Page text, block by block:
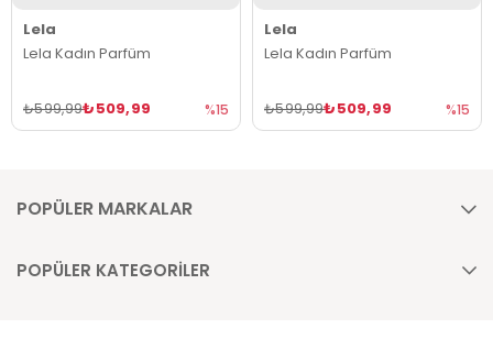
Lela
Lela Kadın Parfüm
₺509,99
₺599,99 %15
Lela
Lela Kadın Parfüm
₺509,99
₺599,99 %15
POPÜLER MARKALAR
POPÜLER KATEGORİLER